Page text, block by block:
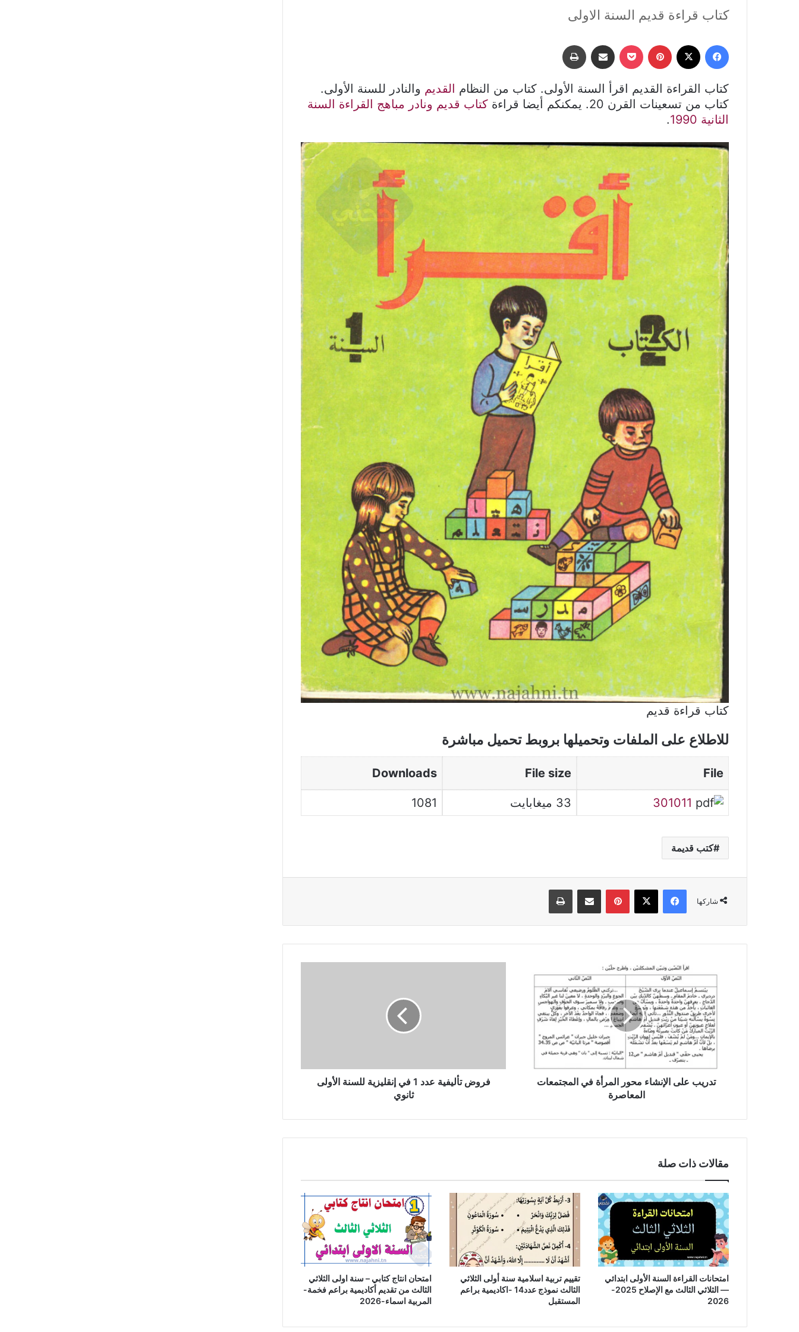
كتاب قراءة قديم السنة الاولى
فيسبوك بينتيريست ‫Pocket مشاركة عبر البريد
كتاب القراءة القديم اقرأ السنة الأولى. كتاب من النظام القديم والنادر للسنة الأولى.
كتاب من تسعينات القرن 20. يمكنكم أيضا قراءة
كتاب قديم ونادر مباهج القراءة السنة
الثانية 1990
.
كتاب قراءة قديم
للاطلاع على الملفات وتحميلها بروبط تحميل مباشرة
File
File size
Downloads
301011 33 ميغابايت 1081
كتب قديمة
شاركها
فيسبوك ‫X بينتيريستمشاركة عبر البريد طباعة
الإنشاء
محور
المرأة
المجتمعات
المعاصرة
تدريب على الإنشاء محور المرأة في المجتمعات
المعاصرة
ثانوي
فروض تأليفية عدد 1 في إنقليزية للسنة الأولى
ثانوي
مقالات ذات صلة
امتحانات القراءة السنة الأولى ابتدائي
— الثلاثي الثالث مع الإصلاح 2025-
2026
تقييم تربية اسلامية سنة أولى الثلاثي
الثالث نموذج عدد14 -اكاديمية براعم
المستقبل
امتحان انتاج كتابي – سنة اولى الثلاثي
الثالث من تقديم أكاديمية براعم فخمة-
المربية اسماء-2026